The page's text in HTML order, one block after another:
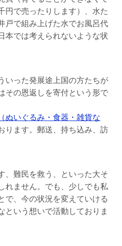
円で売ったりします）、水た
戸で組み上げた水でお風呂代
本では考えられないような状
いった発展途上国の方たちが
その恩返しを寄付という形で
ぬいぐるみ・食器・雑貨な
ります。郵送、持ち込み、訪
、難民を救う、といった大そ
れません。でも、少しでも私
で、今の状況を変えていける
という想いで活動しておりま